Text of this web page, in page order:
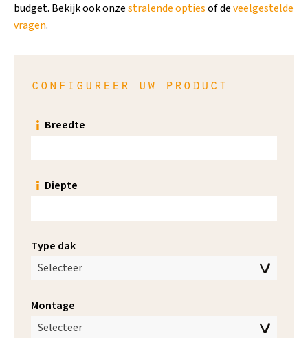
budget. Bekijk ook onzestralende optiesof deveelgestelde
vragen.
configureer uw product
Breedte
Diepte
Type dak
Selecteer
Montage
Selecteer